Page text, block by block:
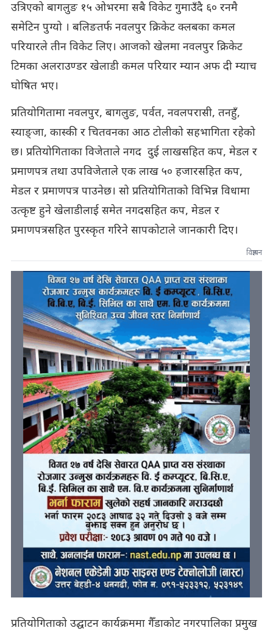
उत्रिएको बागलुङ १५ ओभरमा सबै विकेट गुमाउँदै ६० रनमै
समेटिन पुग्यो । बलिङतर्फ नवलपुर क्रिकेट क्लबका कमल
परियारले तीन विकेट लिए। आजको खेलमा नवलपुर क्रिकेट
टिमका अलराउण्डर खेलाडी कमल परियार म्यान अफ दी म्याच
घोषित भए।
प्रतियोगितामा नवलपुर, बागलुङ, पर्वत, नवलपरासी, तनहुँ,
स्याङ्जा, कास्की र चितवनका आठ टोलीको सहभागिता रहेको
छ। प्रतियोगिताका विजेताले नगद दुई लाखसहित कप, मेडल र
प्रमाणपत्र तथा उपविजेताले एक लाख ५० हजारसहित कप,
मेडल र प्रमाणपत्र पाउनेछ। सो प्रतियोगिताको विभिन्न विधामा
उत्कृष्ट हुने खेलाडीलाई समेत नगदसहित कप, मेडल र
प्रमाणपत्रसहित पुरस्कृत गरिने सापकोटाले जानकारी दिए।
विज्ञापन
प्रतियोगिताको उद्घाटन कार्यक्रममा गैँडाकोट नगरपालिका प्रमुख